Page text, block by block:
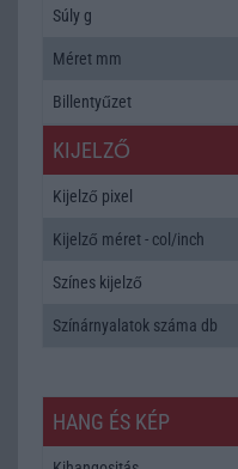
Súly g
Méret mm
Billentyűzet
KIJELZŐ
Kijelző pixel
Kijelző méret - col/inch
Színes kijelző
Színárnyalatok száma db
HANG ÉS KÉP